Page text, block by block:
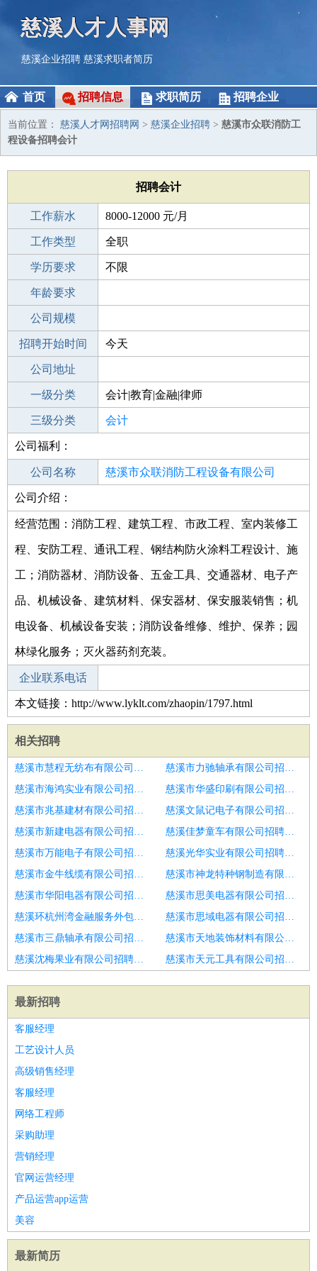
慈溪人才人事网
慈溪企业招聘 慈溪求职者简历
首页 招聘信息 求职简历 招聘企业
当前位置： 慈溪人才网招聘网 > 慈溪企业招聘 > 慈溪市众联消防工
程设备招聘会计
招聘会计
工作薪水 8000-12000 元/月
招聘人数 1人
工作类型 全职
性别要求 -
学历要求 不限
工作经验
年龄要求
工作地点
公司规模
公司电话
招聘开始时间 今天
招聘结束时间
公司地址
一级分类 会计|教育|金融|律师
二级分类 财务/会计
三级分类 会计
其他行业
公司福利：
公司名称 慈溪市众联消防工程设备有限公司
公司类型
公司介绍：
经营范围：消防工程、建筑工程、市政工程、室内装修工
程、安防工程、通讯工程、钢结构防火涂料工程设计、施
工；消防器材、消防设备、五金工具、交通器材、电子产
品、机械设备、建筑材料、保安器材、保安服装销售；机
电设备、机械设备安装；消防设备维修、维护、保养；园
林绿化服务；灭火器药剂充装。
企业联系电话
本文链接：http://www.lyklt.com/zhaopin/1797.html
相关招聘
慈溪市慧程无纺布有限公司招聘会计
慈溪市力驰轴承有限公司招聘实习会计
慈溪市海鸿实业有限公司招聘实习会计
慈溪市华盛印刷有限公司招聘济南市招聘会计2人
慈溪市兆基建材有限公司招聘会计
慈溪文鼠记电子有限公司招聘潍坊市招聘会计1人
慈溪市新建电器有限公司招聘潍坊市招聘会计1人
慈溪佳梦童车有限公司招聘会计经理
慈溪市万能电子有限公司招聘税务会计
慈溪光华实业有限公司招聘应付会计
慈溪市金牛线缆有限公司招聘成本会计
慈溪市神龙特种钢制造有限公司招聘建筑会计
慈溪市华阳电器有限公司招聘会计
慈溪市思美电器有限公司招聘会计
慈溪环杭州湾金融服务外包有限公司招聘会计
慈溪市思域电器有限公司招聘主办会计
慈溪市三鼎轴承有限公司招聘主管会计
慈溪市天地装饰材料有限公司招聘会计主管
慈溪沈梅果业有限公司招聘会计
慈溪市天元工具有限公司招聘会计
最新招聘
客服经理
工艺设计人员
高级销售经理
客服经理
网络工程师
采购助理
营销经理
官网运营经理
产品运营app运营
美容
最新简历